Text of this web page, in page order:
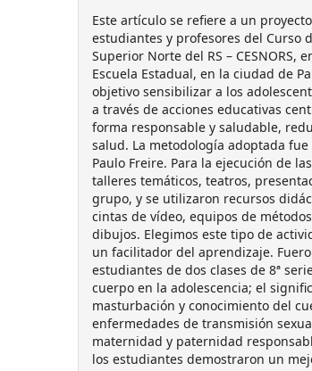
Este artículo se refiere a un
estudiantes y profesores del Curso
Superior Norte del RS – CESNORS,
Escuela Estadual, en la ciudad de
objetivo sensibilizar a los
a través de acciones educativas
forma responsable y saludable,
salud. La metodología adoptada
Paulo Freire. Para la ejecución de
talleres temáticos, teatros,
grupo, y se utilizaron recursos
cintas de vídeo, equipos de
dibujos. Elegimos este tipo de
un facilitador del aprendizaje.
estudiantes de dos clases de 8ª
cuerpo en la adolescencia; el
masturbación y conocimiento del
enfermedades de transmisión
maternidad y paternidad
los estudiantes demostraron un